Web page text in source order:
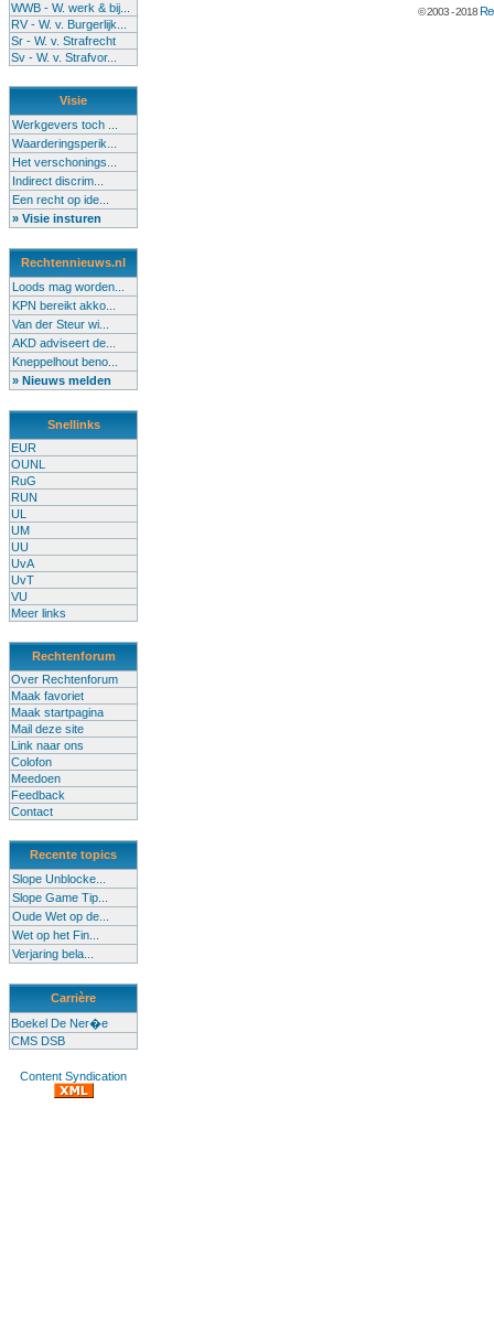
WWB - W. werk & bij...
RV - W. v. Burgerlijk...
Sr - W. v. Strafrecht
Sv - W. v. Strafvor...
Visie
Werkgevers toch ...
Waarderingsperik...
Het verschonings...
Indirect discrim...
Een recht op ide...
» Visie insturen
Rechtennieuws.nl
Loods mag worden...
KPN bereikt akko...
Van der Steur wi...
AKD adviseert de...
Kneppelhout beno...
» Nieuws melden
Snellinks
EUR
OUNL
RuG
RUN
UL
UM
UU
UvA
UvT
VU
Meer links
Rechtenforum
Over Rechtenforum
Maak favoriet
Maak startpagina
Mail deze site
Link naar ons
Colofon
Meedoen
Feedback
Contact
Recente topics
Slope Unblocke...
Slope Game Tip...
Oude Wet op de...
Wet op het Fin...
Verjaring bela...
Carrière
Boekel De Ner�e
CMS DSB
Content Syndication
© 2003 - 2018